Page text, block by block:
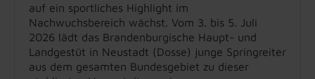
auf ein sportliches Highlight im
Nachwuchsbereich wächst. Vom 3. bis 5. Juli
2026 lädt das Brandenburgische Haupt- und
Landgestüt in Neustadt (Dosse) junge Springreiter
aus dem gesamten Bundesgebiet zu dieser